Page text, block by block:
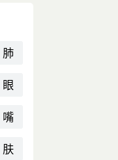
肺
眼
嘴
肤